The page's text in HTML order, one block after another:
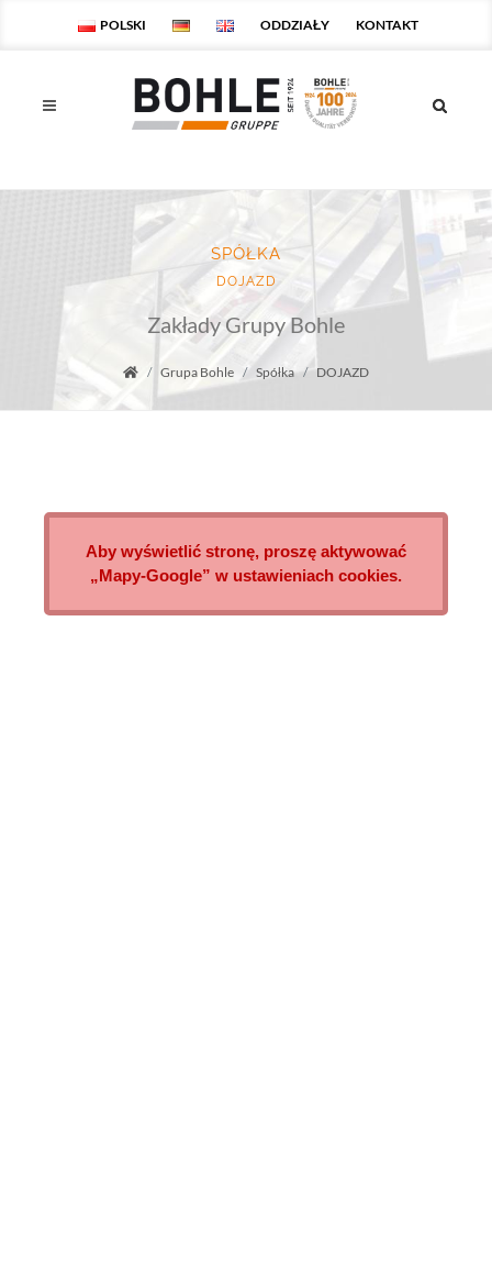
POLSKI ODDZIAŁY KONTAKT
SPÓŁKA
DOJAZD
Zakłady Grupy Bohle
Startseite
Grupa Bohle Spółka DOJAZD
Aby wyświetlić stronę, proszę aktywować
„Mapy-Google” w ustawieniach cookies.